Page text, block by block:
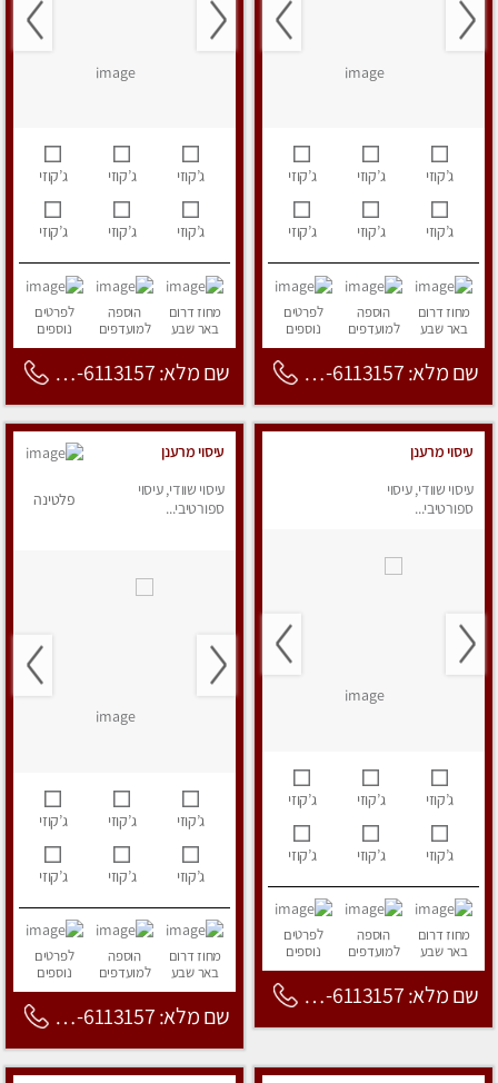
ג’קוזי ג’קוזי ג’קוזי
ג’קוזי ג’קוזי ג’קוזי
מחוז דרום
באר שבע
הוספה
למועדפים
לפרטים
נוספים
שם מלא: 053-6113157
ג’קוזי ג’קוזי ג’קוזי
ג’קוזי ג’קוזי ג’קוזי
מחוז דרום
באר שבע
הוספה
למועדפים
לפרטים
נוספים
שם מלא: 053-6113157
עיסוי מרענן
עיסוי שוודי, עיסוי
ספורטיבי...
ג’קוזי ג’קוזי ג’קוזי
ג’קוזי ג’קוזי ג’קוזי
מחוז דרום
באר שבע
הוספה
למועדפים
לפרטים
נוספים
שם מלא: 053-6113157
עיסוי מרענן
עיסוי שוודי, עיסוי
ספורטיבי...
פלטינה
ג’קוזי ג’קוזי ג’קוזי
ג’קוזי ג’קוזי ג’קוזי
מחוז דרום
באר שבע
הוספה
למועדפים
לפרטים
נוספים
שם מלא: 053-6113157